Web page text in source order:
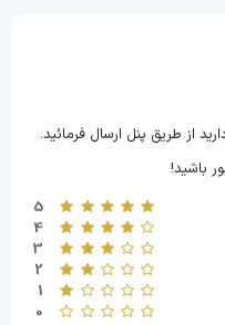
از طریق پنل ارسال فرمائید.
باشید!
5
4
3
2
1
0